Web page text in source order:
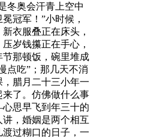
冬奥会汗青上空中
冠军！”小时候，
衣服叠正在床头，
岁钱攥正在手心，
那顿饭，碗里堆成
点吃”；那几天不消
腊月二十三小年一
了。仿佛做什么事
思早飞到年三十的
，婚姻是两个相互
过糊口的日子，一